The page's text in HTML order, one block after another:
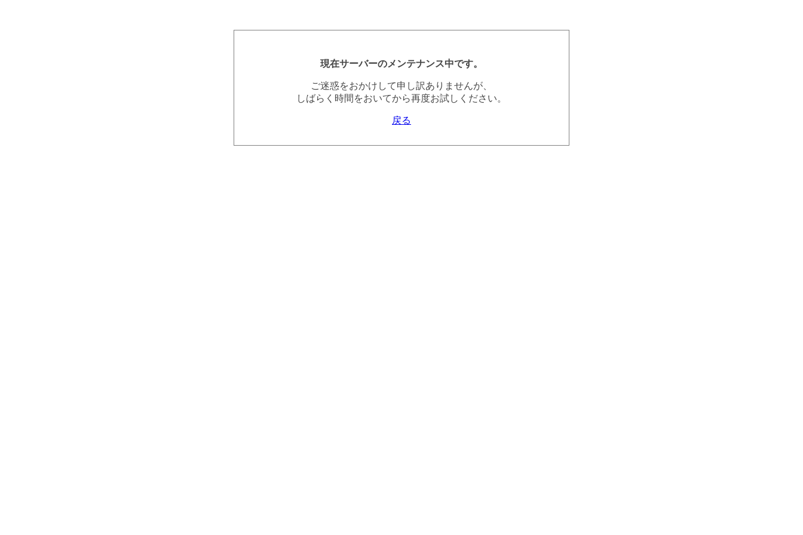
現在サーバーのメンテナンス中です。
ご迷惑をおかけして申し訳ありませんが、
しばらく時間をおいてから再度お試しください。
戻る